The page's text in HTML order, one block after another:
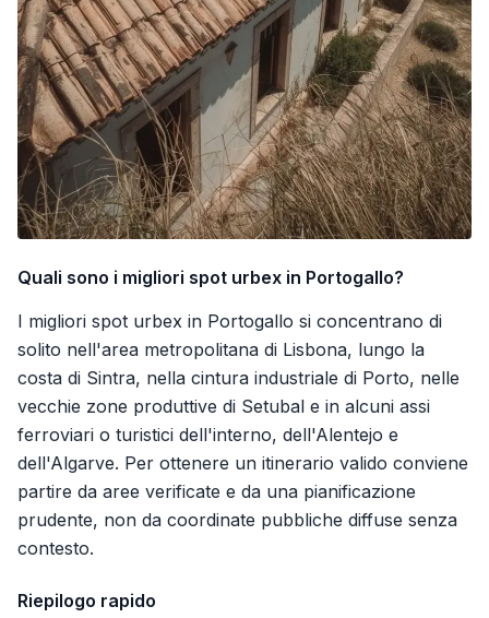
Quali sono i migliori spot urbex in Portogallo?
I migliori spot urbex in Portogallo si concentrano di
solito nell'area metropolitana di Lisbona, lungo la
costa di Sintra, nella cintura industriale di Porto, nelle
vecchie zone produttive di Setubal e in alcuni assi
ferroviari o turistici dell'interno, dell'Alentejo e
dell'Algarve. Per ottenere un itinerario valido conviene
partire da aree verificate e da una pianificazione
prudente, non da coordinate pubbliche diffuse senza
contesto.
Riepilogo rapido